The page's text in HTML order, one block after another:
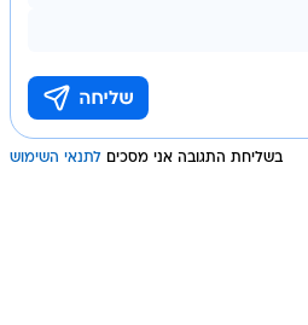
בשליחת התגובה אני מסכים לתנאי השימוש